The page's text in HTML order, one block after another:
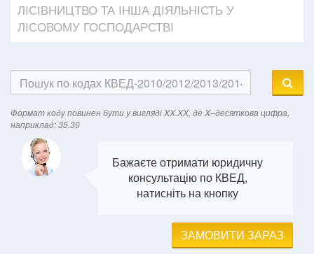
ЛІСІВНИЦТВО ТА ІНША ДІЯЛЬНІСТЬ У
ЛІСОВОМУ ГОСПОДАРСТВІ
Формат кодy повинен бути у вигляді XX.XX, де X–десяткова цифра,
наприклад: 35.30
Бажаєте отримати юридичну
консультацію по КВЕД,
натисніть на кнопку
ЗАМОВИТИ ЗАРАЗ